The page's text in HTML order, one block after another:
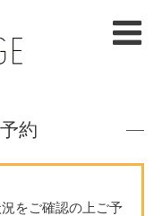
約
をご確認の上ご予